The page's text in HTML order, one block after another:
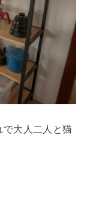
大人二人と猫